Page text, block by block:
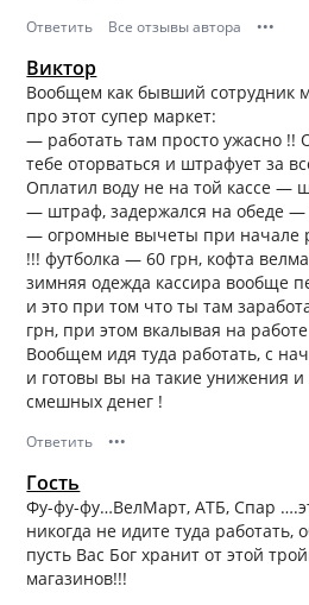
Ответить Все отзывы автора •••
Виктор
Вообщем как бывший сотрудник
про этот супер маркет:
— работать там просто ужасно !!
тебе оторваться и штрафует за
Оплатил воду не на той кассе —
— штраф, задержался на обеде —
— огромные вычеты при начале
!!! футболка — 60 грн, кофта
зимняя одежда кассира вообще
и это при том что ты там
грн, при этом вкалывая на
Вообщем идя туда работать, с
и готовы вы на такие унижения
смешных денег !
Ответить •••
Гость
Фу-фу-фу…ВелМарт, АТБ, Спар
никогда не идите туда работать,
пусть Вас Бог хранит от этой
магазинов!!!